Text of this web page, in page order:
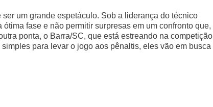
um grande espetáculo. Sob a liderança do técnico
fase e não permitir surpresas em um confronto que,
ponta, o Barra/SC, que está estreando na competição
para levar o jogo aos pênaltis, eles vão em busca